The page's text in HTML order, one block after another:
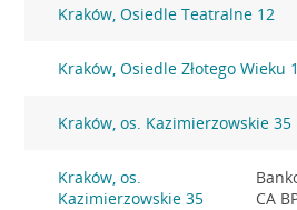
Kraków, Osiedle Teatralne 12
Kraków, Osiedle Złotego Wieku
Kraków, os. Kazimierzowskie 35
Kraków, os.
Kazimierzowskie 35
CA